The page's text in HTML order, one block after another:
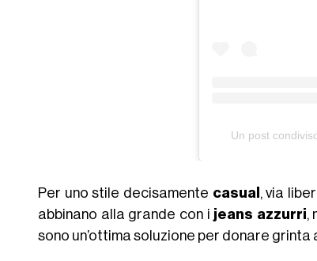
Un post
Per uno stile decisamente casual , via
abbinano alla grande con i jeans azzurri,
sono un’ottima soluzione per donare grinta